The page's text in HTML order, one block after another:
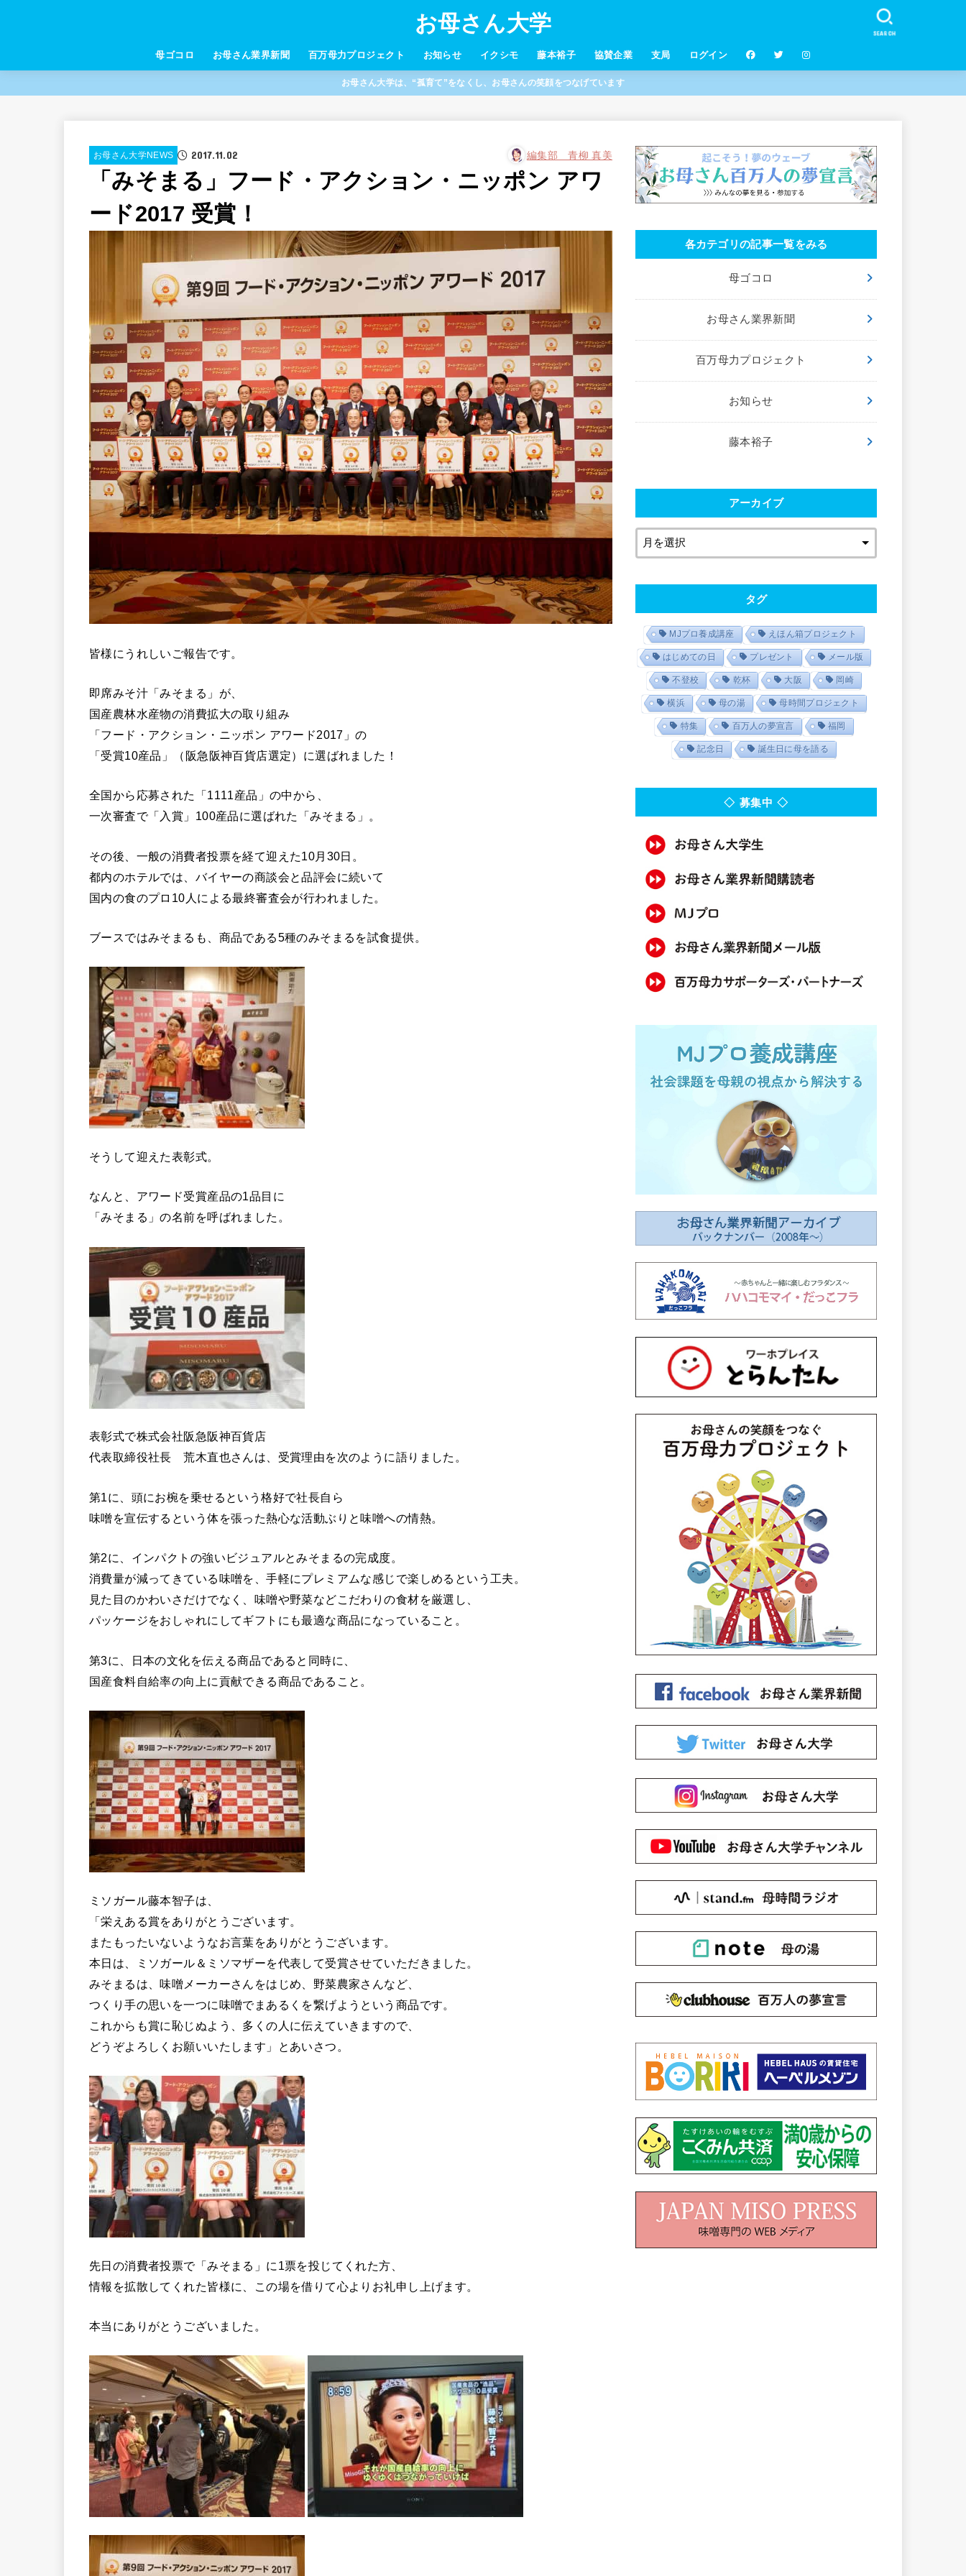
お母さん大学
母ゴコロ お母さん業界新聞 百万母力プロジェクト お知らせ イクシモ 藤本裕子 協賛企業 支局 ログイン
SEARCH
お母さん大学は、“孤育て”をなくし、お母さんの笑顔をつなげています
お母さん大学NEWS 2017.11.02 編集部 青柳 真美
「みそまる」フード・アクション・ニッポン アワ
ード2017 受賞！
皆様にうれしいご報告です。
即席みそ汁「みそまる」が、
国産農林水産物の消費拡大の取り組み
「フード・アクション・ニッポン アワード2017」の
「受賞10産品」（阪急阪神百貨店選定）に選ばれました！
全国から応募された「1111産品」の中から、
一次審査で「入賞」100産品に選ばれた「みそまる」。
その後、一般の消費者投票を経て迎えた10月30日。
都内のホテルでは、バイヤーの商談会と品評会に続いて
国内の食のプロ10人による最終審査会が行われました。
ブースではみそまるも、商品である5種のみそまるを試食提供。
そうして迎えた表彰式。
なんと、アワード受賞産品の1品目に
「みそまる」の名前を呼ばれました。
表彰式で株式会社阪急阪神百貨店
代表取締役社長 荒木直也さんは、受賞理由を次のように語りました。
第1に、頭にお椀を乗せるという格好で社長自ら
味噌を宣伝するという体を張った熱心な活動ぶりと味噌への情熱。
第2に、インパクトの強いビジュアルとみそまるの完成度。
消費量が減ってきている味噌を、手軽にプレミアムな感じで楽しめるという工夫。
見た目のかわいさだけでなく、味噌や野菜などこだわりの食材を厳選し、
パッケージをおしゃれにしてギフトにも最適な商品になっていること。
第3に、日本の文化を伝える商品であると同時に、
国産食料自給率の向上に貢献できる商品であること。
ミソガール藤本智子は、
「栄えある賞をありがとうございます。
またもったいないようなお言葉をありがとうございます。
本日は、ミソガール＆ミソマザーを代表して受賞させていただきました。
みそまるは、味噌メーカーさんをはじめ、野菜農家さんなど、
つくり手の思いを一つに味噌でまあるくを繋げようという商品です。
これからも賞に恥じぬよう、多くの人に伝えていきますので、
どうぞよろしくお願いいたします」とあいさつ。
先日の消費者投票で「みそまる」に1票を投じてくれた方、
情報を拡散してくれた皆様に、この場を借りて心よりお礼申し上げます。
本当にありがとうございました。
各カテゴリの記事一覧をみる
母ゴコロ
お母さん業界新聞
百万母力プロジェクト
お知らせ
藤本裕子
アーカイブ
タグ
MJプロ養成講座 えほん箱プロジェクト
はじめての日 プレゼント メール版
不登校 乾杯 大阪 岡崎
横浜 母の湯 母時間プロジェクト
特集 百万人の夢宣言 福岡
記念日 誕生日に母を語る
◇ 募集中 ◇